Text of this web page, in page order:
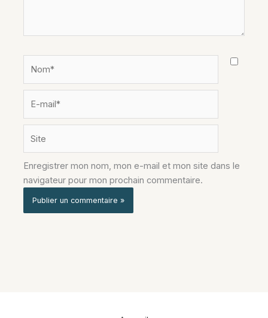
mail*
Enregistrer mon nom, mon e-mail et mon site dans le
navigateur pour mon prochain commentaire.